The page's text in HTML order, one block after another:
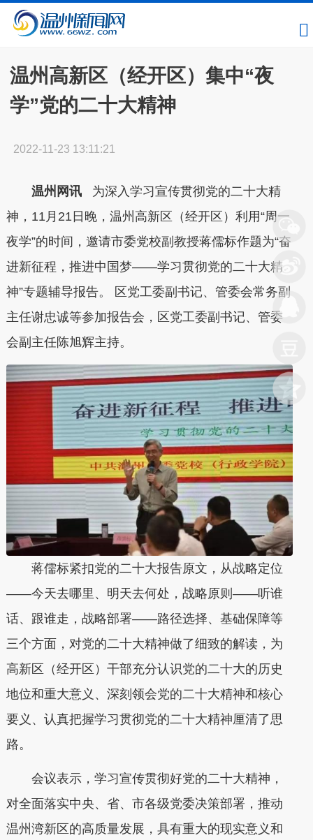
温州高新区（经开区）集中“夜
学”党的二十大精神
2022-11-23 13:11:21
温州网讯为深入学习宣传贯彻党的二十大精
神，11月21日晚，温州高新区（经开区）利用“周一
夜学”的时间，邀请市委党校副教授蒋儒标作题为“奋
进新征程，推进中国梦——学习贯彻党的二十大精
神”专题辅导报告。 区党工委副书记、管委会常务副
主任谢忠诚等参加报告会，区党工委副书记、管委
会副主任陈旭辉主持。
蒋儒标紧扣党的二十大报告原文，从战略定位
——今天去哪里、明天去何处，战略原则——听谁
话、跟谁走，战略部署——路径选择、基础保障等
三个方面，对党的二十大精神做了细致的解读，为
高新区（经开区）干部充分认识党的二十大的历史
地位和重大意义、深刻领会党的二十大精神和核心
要义、认真把握学习贯彻党的二十大精神厘清了思
路。
会议表示，学习宣传贯彻好党的二十大精神，
对全面落实中央、省、市各级党委决策部署，推动
温州湾新区的高质量发展，具有重大的现实意义和